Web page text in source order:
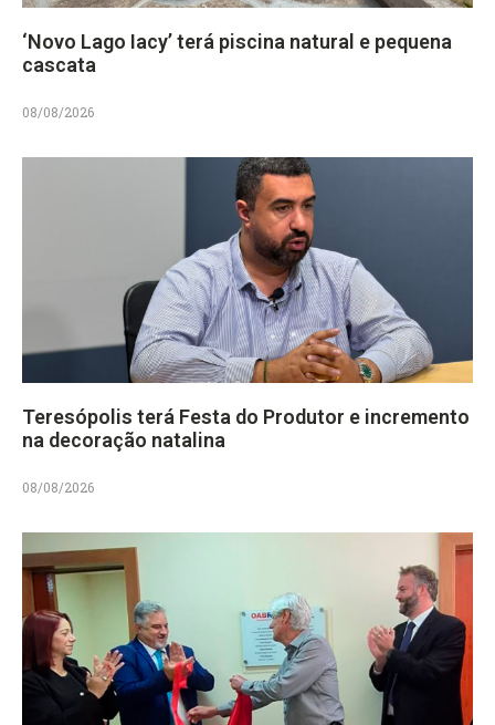
‘Novo Lago Iacy’ terá piscina natural e pequena
cascata
08/08/2026
Teresópolis terá Festa do Produtor e incremento
na decoração natalina
08/08/2026